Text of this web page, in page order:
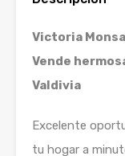
Victoria
Vende
Valdivia
Excelente
tu hogar a